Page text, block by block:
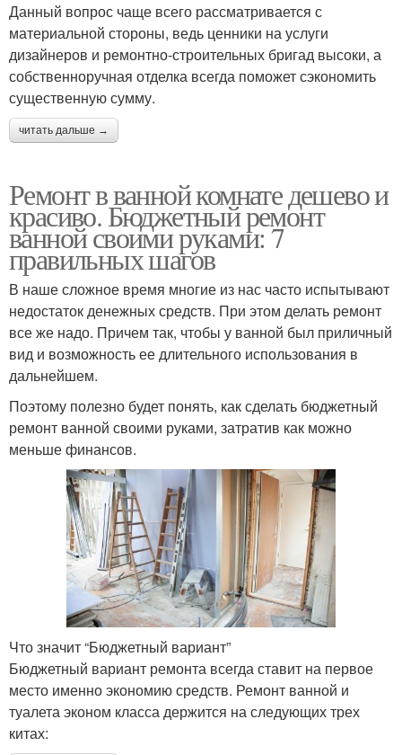
Данный вопрос чаще всего рассматривается с
материальной стороны, ведь ценники на услуги
дизайнеров и ремонтно-строительных бригад высоки, а
собственноручная отделка всегда поможет сэкономить
существенную сумму.
читать дальше →
Ремонт в ванной комнате дешево и
красиво. Бюджетный ремонт
ванной своими руками: 7
правильных шагов
В наше сложное время многие из нас часто испытывают
недостаток денежных средств. При этом делать ремонт
все же надо. Причем так, чтобы у ванной был приличный
вид и возможность ее длительного использования в
дальнейшем.
Поэтому полезно будет понять, как сделать бюджетный
ремонт ванной своими руками, затратив как можно
меньше финансов.
Что значит “Бюджетный вариант”
Бюджетный вариант ремонта всегда ставит на первое
место именно экономию средств. Ремонт ванной и
туалета эконом класса держится на следующих трех
китах: